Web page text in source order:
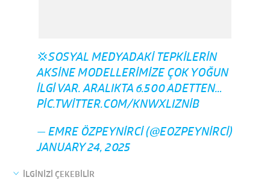
💢SOSYAL MEDYADAKI TEPKILERIN
AKSINE MODELLERIMIZE ÇOK YOĞUN
ILGI VAR. ARALIKTA 6.500 ADETTEN…
PIC.TWITTER.COM/KNWXLIZNIB
— EMRE ÖZPEYNIRCI (@EOZPEYNIRCI)
JANUARY 24, 2025
İLGİNİZİ ÇEKEBİLİR